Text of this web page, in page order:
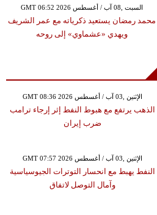
GMT 06:52 2026 السبت ,08 آب / أغسطس
محمد رمضان يستعيد ذكرياته مع عمر الشريف
ويهدي «عشماوي» إلى روحه
GMT 08:36 2026 الإثنين ,03 آب / أغسطس
الذهب يرتفع مع هبوط النفط إثر إرجاء ترامب
ضرب إيران
GMT 07:57 2026 الإثنين ,03 آب / أغسطس
النفط يهبط مع انحسار التوترات الجيوسياسية
وآمال التوصل لاتفاق